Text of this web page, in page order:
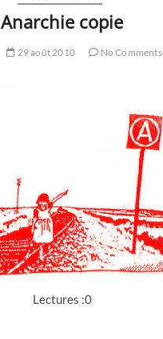
Anarchie copie
29 août 2010 No Comments
Lectures :0